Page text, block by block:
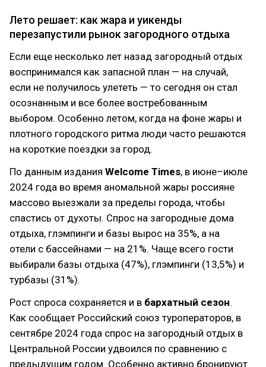
Лето решает: как жара и уикенды
перезапустили рынок загородного отдыха
Если еще несколько лет назад загородный отдых
воспринимался как запасной план — на случай,
если не получилось улететь — то сегодня он стал
осознанным и все более востребованным
выбором. Особенно летом, когда на фоне жары и
плотного городского ритма люди часто решаются
на короткие поездки за город.
По данным издания Welcome Times, в июне–июле
2024 года во время аномальной жары россияне
массово выезжали за пределы города, чтобы
спастись от духоты. Спрос на загородные дома
отдыха, глэмпинги и базы вырос на 35%, а на
отели с бассейнами — на 21%. Чаще всего гости
выбирали базы отдыха (47%), глэмпинги (13,5%) и
турбазы (31%).
Рост спроса сохраняется и в бархатный сезон.
Как сообщает Российский союз туроператоров, в
сентябре 2024 года спрос на загородный отдых в
Центральной России удвоился по сравнению с
предыдущим годом. Особенно активно бронируют